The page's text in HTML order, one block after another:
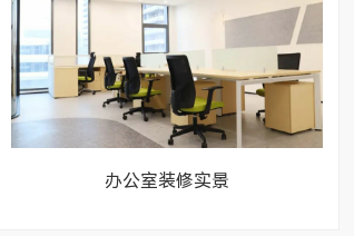
办公室装修实景